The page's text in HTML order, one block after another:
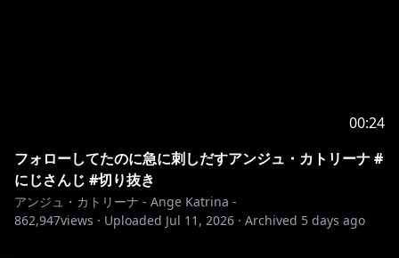
00:24
フォローしてたのに急に刺しだすアンジュ・カトリーナ #
にじさんじ #切り抜き
アンジュ・カトリーナ - Ange Katrina -
862,947views · Uploaded Jul 11, 2026 · Archived 5 days ago